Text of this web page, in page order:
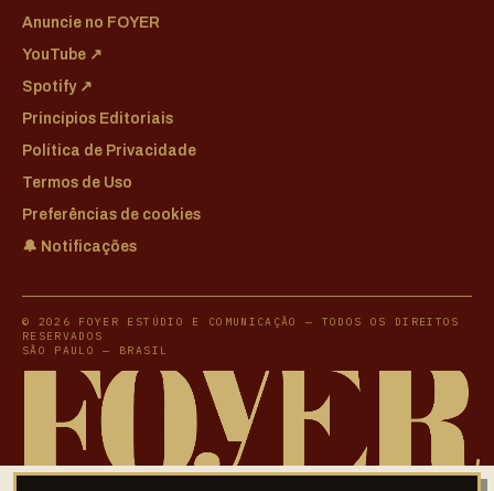
Anuncie no FOYER
YouTube ↗
Spotify ↗
Princípios Editoriais
Política de Privacidade
Termos de Uso
Preferências de cookies
🔔 Notificações
© 2026 FOYER ESTÚDIO E COMUNICAÇÃO — TODOS OS DIREITOS
RESERVADOS
SÃO PAULO — BRASIL